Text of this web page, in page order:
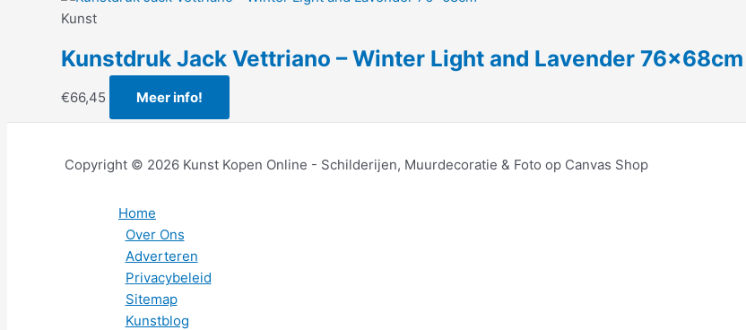
Kunst
Kunstdruk Jack Vettriano – Winter Light and Lavender 76x68cm
€66,45 Meer info!
Copyright © 2026 Kunst Kopen Online - Schilderijen, Muurdecoratie & Foto op Canvas Shop
Home
Over Ons
Adverteren
Privacybeleid
Sitemap
Kunstblog